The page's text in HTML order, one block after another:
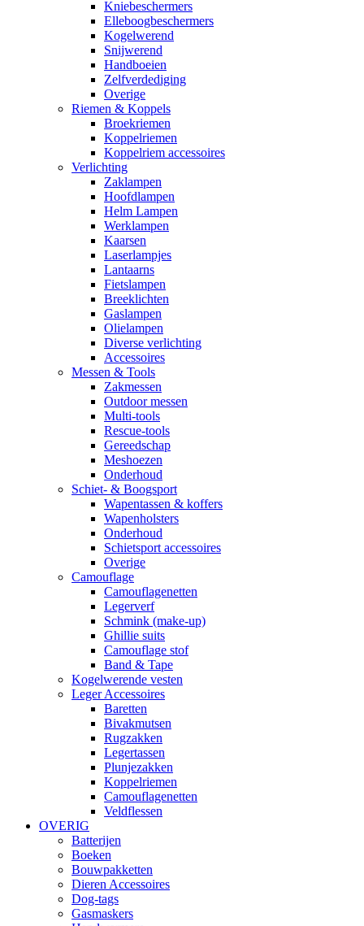
Kniebeschermers
Elleboogbeschermers
Kogelwerend
Snijwerend
Handboeien
Zelfverdediging
Overige
Riemen & Koppels
Broekriemen
Koppelriemen
Koppelriem accessoires
Verlichting
Zaklampen
Hoofdlampen
Helm Lampen
Werklampen
Kaarsen
Laserlampjes
Lantaarns
Fietslampen
Breeklichten
Gaslampen
Olielampen
Diverse verlichting
Accessoires
Messen & Tools
Zakmessen
Outdoor messen
Multi-tools
Rescue-tools
Gereedschap
Meshoezen
Onderhoud
Schiet- & Boogsport
Wapentassen & koffers
Wapenholsters
Onderhoud
Schietsport accessoires
Overige
Camouflage
Camouflagenetten
Legerverf
Schmink (make-up)
Ghillie suits
Camouflage stof
Band & Tape
Kogelwerende vesten
Leger Accessoires
Baretten
Bivakmutsen
Rugzakken
Legertassen
Plunjezakken
Koppelriemen
Camouflagenetten
Veldflessen
OVERIG
Batterijen
Boeken
Bouwpakketten
Dieren Accessoires
Dog-tags
Gasmaskers